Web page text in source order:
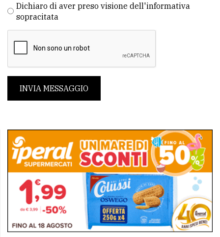
Dichiaro di aver preso visione dell'informativa
sopracitata
INVIA MESSAGGIO